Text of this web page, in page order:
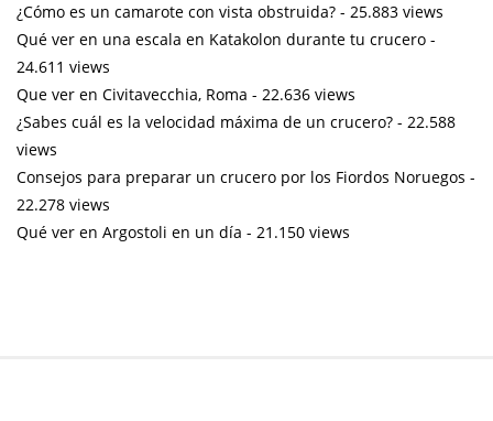
¿Cómo es un camarote con vista obstruida? - 25.883 views
Qué ver en una escala en Katakolon durante tu crucero -
24.611 views
Que ver en Civitavecchia, Roma - 22.636 views
¿Sabes cuál es la velocidad máxima de un crucero? - 22.588
views
Consejos para preparar un crucero por los Fiordos Noruegos -
22.278 views
Qué ver en Argostoli en un día - 21.150 views